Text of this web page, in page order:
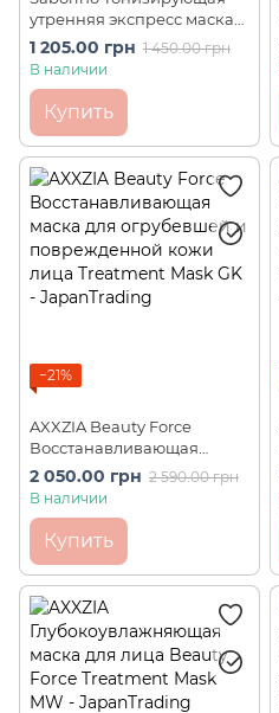
утренняя экспресс маска
Alarm Sheet Morning Face
Mask Citrus Cherry Scent 28
1 205.00 грн 1 450.00 грн
В наличии
Купить
−21%
AXXZIA Beauty Force
Восстанавливающая
маска для огрубевшей и
поврежденной кожи лица
2 050.00 грн 2 590.00 грн
В наличии
Купить